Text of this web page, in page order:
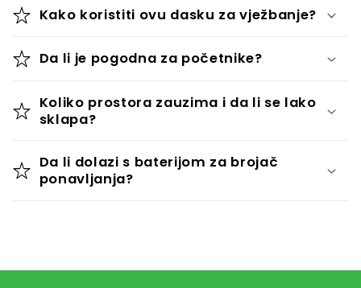
Kako koristiti ovu dasku za vježbanje?
Da li je pogodna za početnike?
Koliko prostora zauzima i da li se lako
sklapa?
Da li dolazi s baterijom za brojač
ponavljanja?